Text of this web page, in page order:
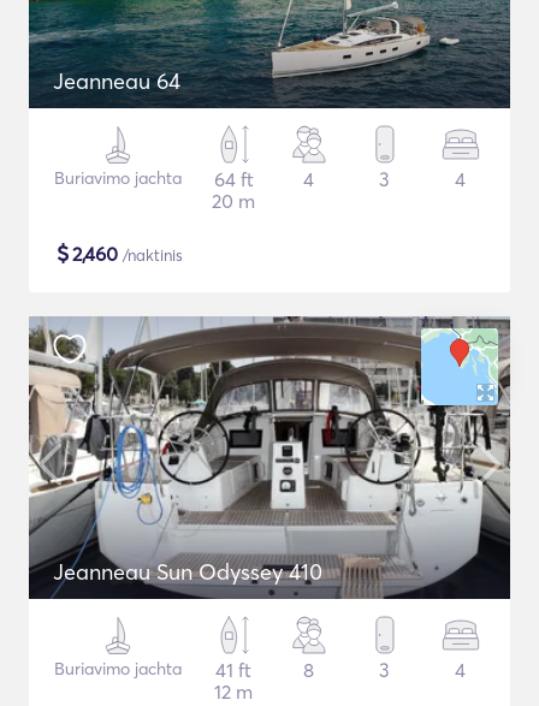
Jeanneau 64
Buriavimo jachta
64 ft
20 m
4 3 4
$2,460 /naktinis
Jeanneau Sun Odyssey 410
Buriavimo jachta
41 ft
12 m
8 3 4